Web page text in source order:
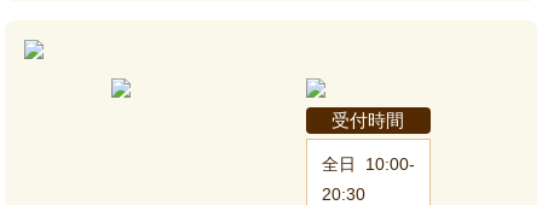
受付時間
全日
10:00-
20:30